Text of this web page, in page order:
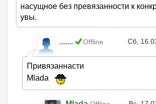
насущное без превязанности к
увы.
....... Offline Сб,
Привязаннасти
Mlada